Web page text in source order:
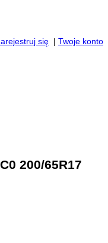
się | Twoje konto
200/65R17